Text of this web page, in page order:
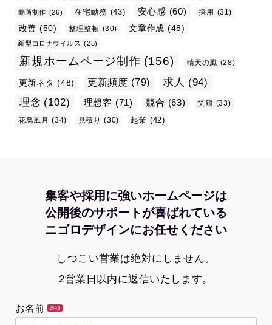
動画制作 (26) 在宅勤務 (43) 安心感 (60) 採用 (31)
改善 (50) 整理整頓 (30) 文章作成 (48)
新型コロナウイルス (25)
新規ホームページ制作 (156) 晴天の風 (28)
更新ネタ (48) 更新頻度 (79) 求人 (94)
理念 (102) 理想客 (71) 競合 (63) 笑顔 (33)
花鳥風月
(34) 見積り (30) 起業 (42)
集客や採用に強いホームページは
公開後のサポートが喜ばれている
ニゴロデザインにお任せください
しつこい営業は絶対にしません。
2営業日以内に返信いたします。
お名前 必須